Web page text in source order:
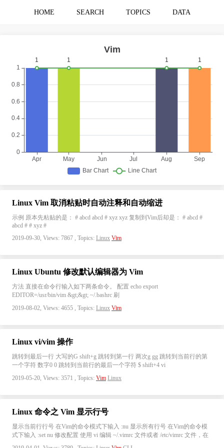
HOME SEARCH TOPICS DATA
Linux Vim 取消粘贴时自动注释和自动缩进
示例 原本先粘贴的是： # abcd abcd # xyz xyz 复制到Vim后却是： # abcd #
abcd # # xyz #
2019-09-30, Views: 7867 , Topics: Linux Vim
Linux Ubuntu 修改默认编辑器为 Vim
方法 直接在命令行输入如下两条命令。 配置 echo export
EDITOR=/usr/bin/vim &gt;&gt; ~/.bashrc 刷
2019-08-02, Views: 4655 , Topics: Linux Vim
Linux vi/vim 操作
跳转到最后一行 大写的G shift+g 跳转到第一行 两次g gg 跳转到当前行的第
一个字符 数字0 0 跳转到当前行的最后一个字符 $ shift+4 vi
2019-05-20, Views: 3571 , Topics: Vim Linux
Linux 命令之 Vim 显示行号
显示当前行行号 在Vim的命令模式下输入 :nu 显示所有行号 在Vim的命令模
式下输入 :set nu 修改配置 使用 vi 编辑 ~/.vimrc 文件或者 /etc/vimrc 文件，在